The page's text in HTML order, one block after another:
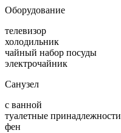
Оборудование
телевизор
холодильник
чайный набор посуды
электрочайник
Санузел
с ванной
туалетные принадлежности
фен